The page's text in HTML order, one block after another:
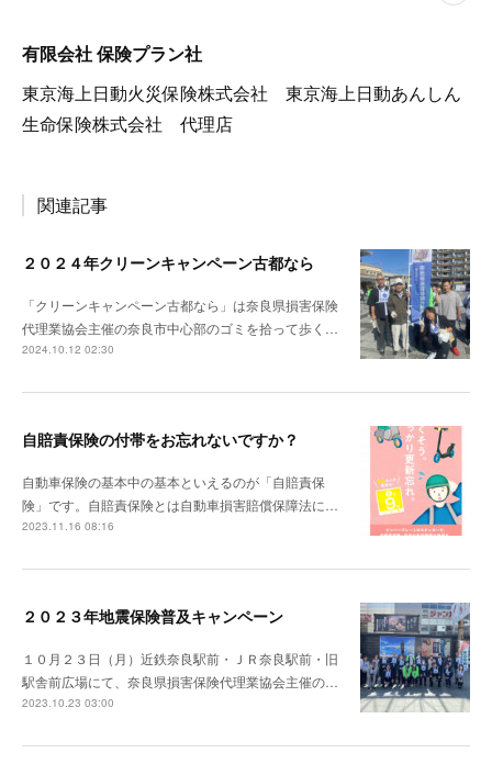
有限会社 保険プラン社
東京海上日動火災保険株式会社 東京海上日動あんしん
生命保険株式会社 代理店
関連記事
２０２４年クリーンキャンペーン古都なら
「クリーンキャンペーン古都なら」は奈良県損害保険
代理業協会主催の奈良市中心部のゴミを拾って歩く…
2024.10.12 02:30
自賠責保険の付帯をお忘れないですか？
自動車保険の基本中の基本といえるのが「自賠責保
険」です。自賠責保険とは自動車損害賠償保障法に…
2023.11.16 08:16
２０２３年地震保険普及キャンペーン
１０月２３日（月）近鉄奈良駅前・ＪＲ奈良駅前・旧
駅舎前広場にて、奈良県損害保険代理業協会主催の…
2023.10.23 03:00